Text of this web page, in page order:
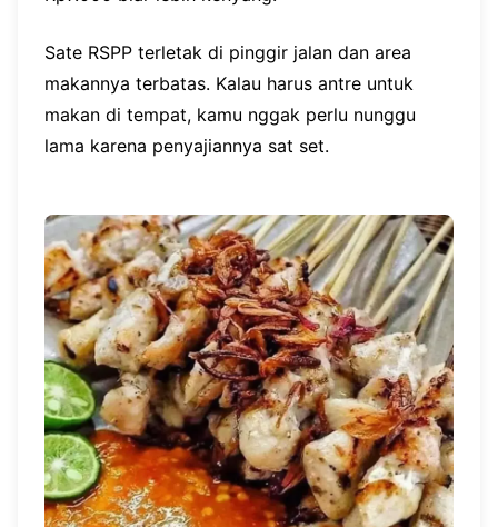
Sate RSPP terletak di pinggir jalan dan area
makannya terbatas. Kalau harus antre untuk
makan di tempat, kamu nggak perlu nunggu
lama karena penyajiannya sat set.